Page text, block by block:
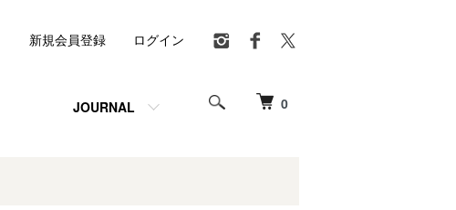
0
JOURNAL
新規会員登録 ログイン